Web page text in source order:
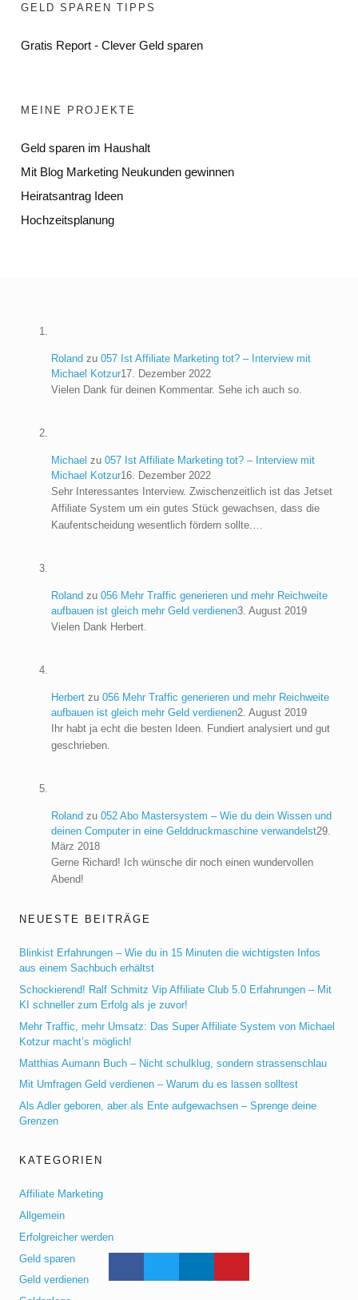
GELD SPAREN TIPPS
Gratis Report - Clever Geld sparen
MEINE PROJEKTE
Geld sparen im Haushalt
Mit Blog Marketing Neukunden gewinnen
Heiratsantrag Ideen
Hochzeitsplanung
Roland zu 057 Ist Affiliate Marketing tot? – Interview mit
Michael Kotzur17. Dezember 2022
Vielen Dank für deinen Kommentar. Sehe ich auch so.
Michael zu 057 Ist Affiliate Marketing tot? – Interview mit
Michael Kotzur16. Dezember 2022
Sehr Interessantes Interview. Zwischenzeitlich ist das Jetset
Affiliate System um ein gutes Stück gewachsen, dass die
Kaufentscheidung wesentlich fördern sollte.…
Roland zu 056 Mehr Traffic generieren und mehr Reichweite
aufbauen ist gleich mehr Geld verdienen3. August 2019
Vielen Dank Herbert.
Herbert zu 056 Mehr Traffic generieren und mehr Reichweite
aufbauen ist gleich mehr Geld verdienen2. August 2019
Ihr habt ja echt die besten Ideen. Fundiert analysiert und gut
geschrieben.
Roland zu 052 Abo Mastersystem – Wie du dein Wissen und
deinen Computer in eine Gelddruckmaschine verwandelst29.
März 2018
Gerne Richard! Ich wünsche dir noch einen wundervollen
Abend!
NEUESTE BEITRÄGE
Blinkist Erfahrungen – Wie du in 15 Minuten die wichtigsten Infos
aus einem Sachbuch erhältst
Schockierend! Ralf Schmitz Vip Affiliate Club 5.0 Erfahrungen – Mit
KI schneller zum Erfolg als je zuvor!
Mehr Traffic, mehr Umsatz: Das Super Affiliate System von Michael
Kotzur macht’s möglich!
Matthias Aumann Buch – Nicht schulklug, sondern strassenschlau
Mit Umfragen Geld verdienen – Warum du es lassen solltest
Als Adler geboren, aber als Ente aufgewachsen – Sprenge deine
Grenzen
KATEGORIEN
Affiliate Marketing
Allgemein
Erfolgreicher werden
Geld sparen
Geld verdienen